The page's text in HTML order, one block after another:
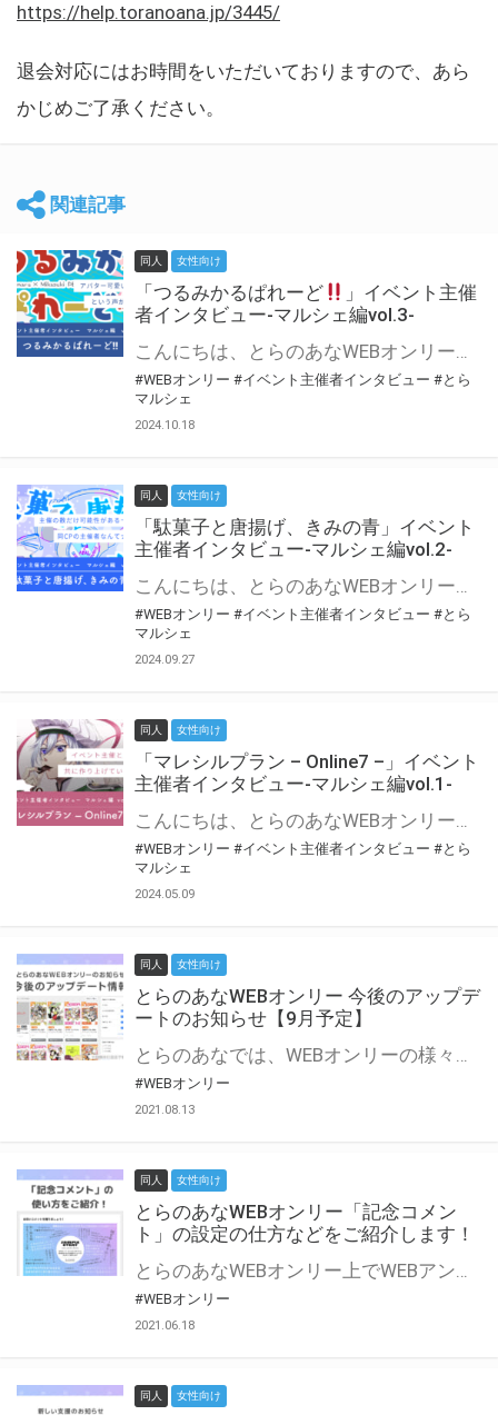
https://help.toranoana.jp/3445/
退会対応にはお時間をいただいておりますので、あら
かじめご了承ください。
関連記事
同人 女性向け
「つるみかるぱれーど
」イベント主催
者インタビュー-マルシェ編vol.3-
こんにちは、とらのあなWEBオンリー運営スタッフです。 新たにお届けする、イベント主催者インタビュー-マルシェ編-は、 とらのあなWEBオンリー「マルシェ」をご利用した主催様に 「マルシェ」を使って開催した感想や心がけをお聞きする企画です。 今回は、WEBオンリー初開催「つるみかるぱれーど
#WEBオンリー #イベント主催者インタビュー #とら
マルシェ
2024.10.18
同人 女性向け
「駄菓子と唐揚げ、きみの青」イベント
主催者インタビュー-マルシェ編vol.2-
こんにちは、とらのあなWEBオンリー運営スタッフです。 新たにお届けする、イベント主催者インタビュー-マルシェ編-は、 とらのあなWEBオンリー「マルシェ」をご利用の主催様に 「マルシェ」を使ってイベントを開催した感想や心がけをお聞きする企画です。 今回は、WEBオンリー初開催「駄菓子と唐揚げ、きみの青」より、 主催のぎこ六屋様にお話を伺いました。 協力：ぎこ六屋様／イベント公式Twitter（@krkgwks） とらのあなWEBオンリー「マルシェ」とは？ WEBオンリーでリアルタイムでコミュニケーションがとれるオンライン会場です。
#WEBオンリー #イベント主催者インタビュー #とら
マルシェ
2024.09.27
同人 女性向け
「マレシルプラン – Online7 –」イベント
主催者インタビュー-マルシェ編vol.1-
こんにちは、とらのあなWEBオンリー運営スタッフです。 新たにお届けする、イベント主催者インタビュー-マルシェ編-は、 とらのあなWEBオンリー「マルシェ」をご利用した主催様に 「マルシェ」を使って開催した感想や心がけをお聞きする企画です。 今回は、WEBオンリー開催7回目迎えた「マレシルプラン – Online7 –」より、 主催の玉川うた様にお話を伺いました。 ▼マレシルプランのインタビュー前回記事 「イベント主催者インタビュー vol.6」はこちら 協力：玉川うた様（マレシルプラン実行委員会 代表）／イベント公式Twitter（@mallesil_plan） とらのあなWEBオンリー「マルシェ」とは？ WEBオンリーでリアルタイムでコミュニケーションがとれるオンライン会場です。
#WEBオンリー #イベント主催者インタビュー #とら
マルシェ
2024.05.09
同人 女性向け
とらのあなWEBオンリー 今後のアップデ
ートのお知らせ【9月予定】
とらのあなでは、WEBオンリーの様々な支援を実施しています。 今回は2021年9月に実装を予定しているアップデート情報についてご紹介いたします。 とらのあなWEBオンリーサイトはこちら
#WEBオンリー
2021.08.13
同人 女性向け
とらのあなWEBオンリー「記念コメン
ト」の設定の仕方などをご紹介します！
とらのあなWEBオンリー上でWEBアンソロジーが作成できる「記念コメント」について、その使い方や作成手順を解説します！ 支援タイプを「サークル参加型」「サークル参加型・マルシェ(イベント会場)機能付き」でお申し込みいただいている主催者様はぜひご活用ください♪ とらのあなWEBオンリーサイトはこちら
#WEBオンリー
2021.06.18
同人 女性向け